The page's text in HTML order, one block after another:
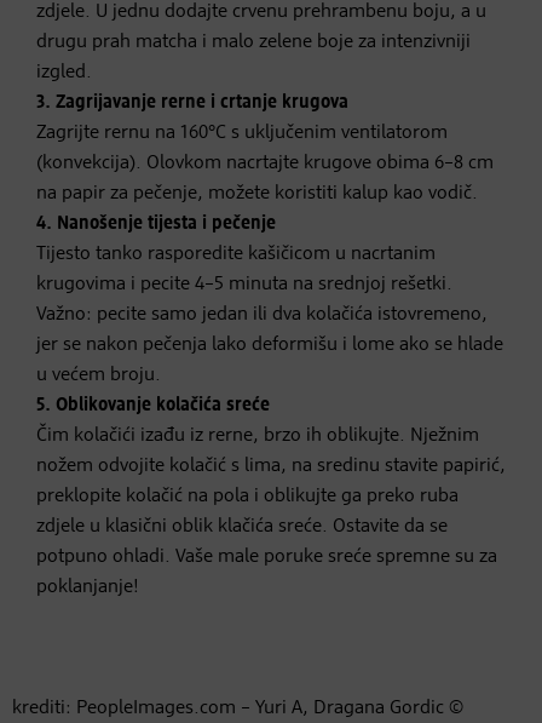
zdjele. U jednu dodajte crvenu prehrambenu boju, a u
drugu prah matcha i malo zelene boje za intenzivniji
izgled.
3. Zagrijavanje rerne i crtanje krugova
Zagrijte rernu na 160°C s uključenim ventilatorom
(konvekcija). Olovkom nacrtajte krugove obima 6–8 cm
na papir za pečenje, možete koristiti kalup kao vodič.
4. Nanošenje tijesta i pečenje
Tijesto tanko rasporedite kašičicom u nacrtanim
krugovima i pecite 4–5 minuta na srednjoj rešetki.
Važno: pecite samo jedan ili dva kolačića istovremeno,
jer se nakon pečenja lako deformišu i lome ako se hlade
u većem broju.
5. Oblikovanje kolačića sreće
Čim kolačići izađu iz rerne, brzo ih oblikujte. Nježnim
nožem odvojite kolačić s lima, na sredinu stavite papirić,
preklopite kolačić na pola i oblikujte ga preko ruba
zdjele u klasični oblik klačića sreće. Ostavite da se
potpuno ohladi. Vaše male poruke sreće spremne su za
poklanjanje!
krediti: PeopleImages.com – Yuri A, Dragana Gordic ©